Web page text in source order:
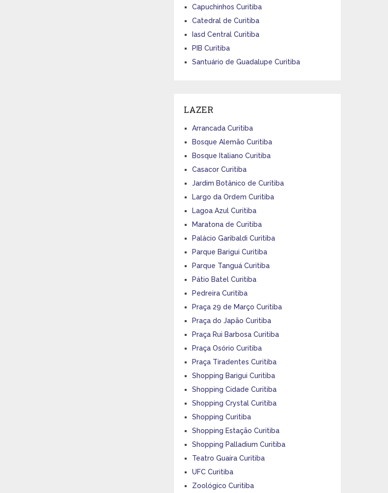
Capuchinhos Curitiba
Catedral de Curitiba
Iasd Central Curitiba
PIB Curitiba
Santuário de Guadalupe Curitiba
LAZER
Arrancada Curitiba
Bosque Alemão Curitiba
Bosque Italiano Curitiba
Casacor Curitiba
Jardim Botânico de Curitiba
Largo da Ordem Curitiba
Lagoa Azul Curitiba
Maratona de Curitiba
Palácio Garibaldi Curitiba
Parque Barigui Curitiba
Parque Tanguá Curitiba
Pátio Batel Curitiba
Pedreira Curitiba
Praça 29 de Março Curitiba
Praça do Japão Curitiba
Praça Rui Barbosa Curitiba
Praça Osório Curitiba
Praça Tiradentes Curitiba
Shopping Barigui Curitiba
Shopping Cidade Curitiba
Shopping Crystal Curitiba
Shopping Curitiba
Shopping Estação Curitiba
Shopping Palladium Curitiba
Teatro Guaíra Curitiba
UFC Curitiba
Zoológico Curitiba